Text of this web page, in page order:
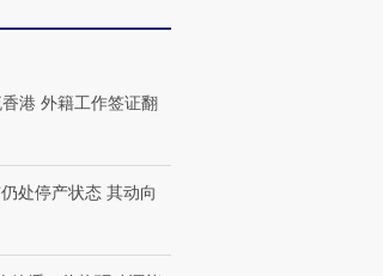
港 外籍工作签证翻
处停产状态 其动向